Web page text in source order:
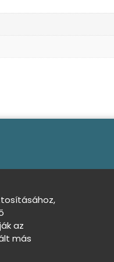
az
más